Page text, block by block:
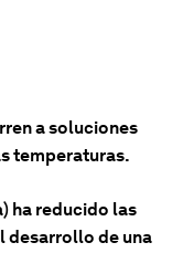
a soluciones
temperaturas.
ha reducido las
desarrollo de una